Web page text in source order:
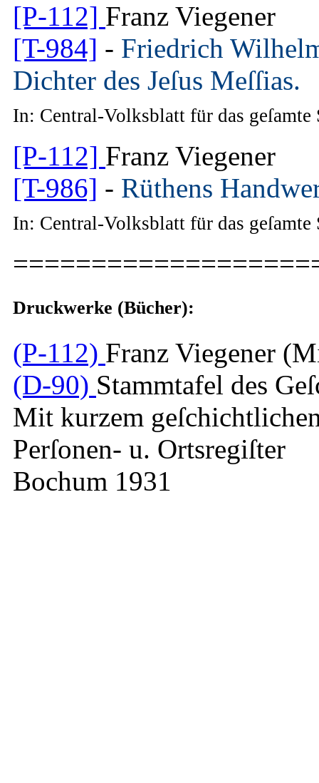
[P-112] Franz Viegener
[T-984] - Friedrich
Dichter des Jeſus Meſſias.
In: Central-Volksblatt für das geſamte
[P-112] Franz Viegener
[T-986] - Rüthens
In: Central-Volksblatt für das geſamte
Druckwerke (Bücher):
(P-112) Franz Viegener
(D-90) Stammtafel des
Mit kurzem
Perſonen- u. Ortsregiſter
Bochum 1931